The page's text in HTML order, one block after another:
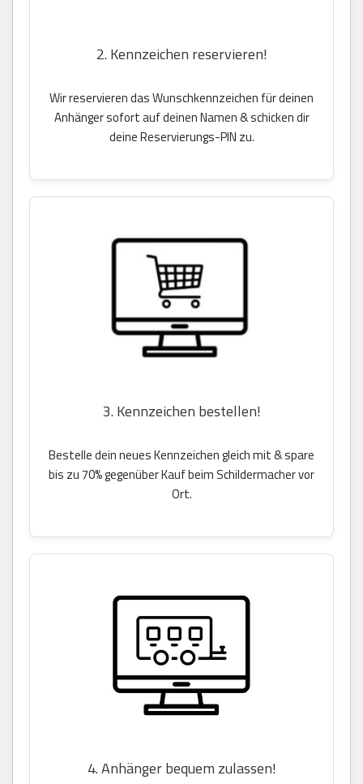
2. Kennzeichen reservieren!
Wir reservieren das Wunschkennzeichen für deinen
Anhänger sofort auf deinen Namen & schicken dir
deine Reservierungs-PIN zu.
3. Kennzeichen bestellen!
Bestelle dein neues Kennzeichen gleich mit & spare
bis zu 70% gegenüber Kauf beim Schildermacher vor
Ort.
4. Anhänger bequem zulassen!